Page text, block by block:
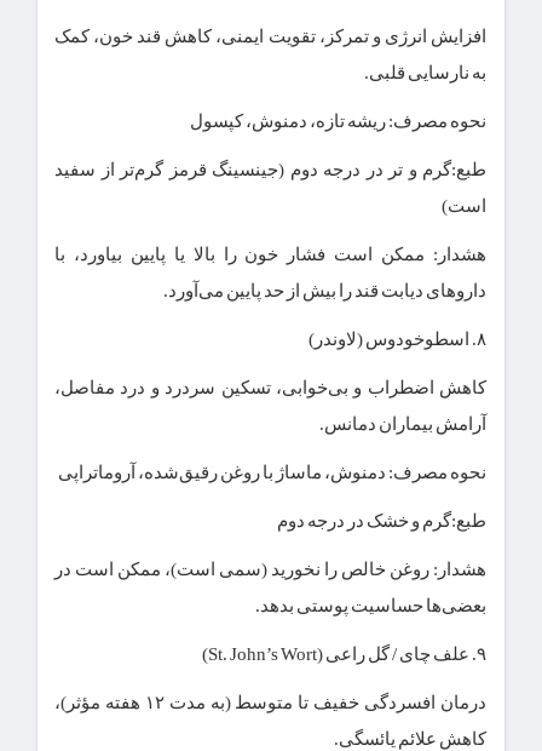
افزایش انرژی و تمرکز، تقویت ایمنی، کاهش قند خون، کمک
به نارسایی قلبی.
نحوه مصرف: ریشه تازه، دمنوش، کپسول
طبع:گرم و تر در درجه دوم (جینسینگ قرمز گرم‌تر از سفید
است)
هشدار: ممکن است فشار خون را بالا یا پایین بیاورد، با
داروهای دیابت قند را بیش از حد پایین می‌آورد.
۸. اسطوخودوس (لاوندر)
کاهش اضطراب و بی‌خوابی، تسکین سردرد و درد مفاصل،
آرامش بیماران دمانس.
نحوه مصرف: دمنوش، ماساژ با روغن رقیق‌شده، آروماتراپی
طبع:گرم و خشک در درجه دوم
هشدار: روغن خالص را نخورید (سمی است)، ممکن است در
بعضی‌ها حساسیت پوستی بدهد.
۹. علف چای / گل راعی (St. John’s Wort)
درمان افسردگی خفیف تا متوسط (به مدت ۱۲ هفته مؤثر)،
کاهش علائم یائسگی.